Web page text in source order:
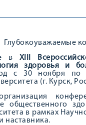
Глубокоуважаемые
в XIII
здоровья и
с 30 ноября по
(г. Курск,
общественного
в рамках
наставника.